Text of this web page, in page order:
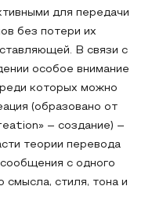
для передачи
без потери их
В связи с
особое внимание
которых можно
(образовано от
– создание) –
теории перевода
с одного
смысла, стиля, тона и